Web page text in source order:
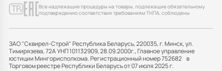
Все надлежащие процедуры на товары, подлежащие обязательному
подтверждению соответствия требованиям ТНПА, соблюдены
ЗАО "Сквирел-Строй" Республика Беларусь, 220035, г. Минск, ул.
Тимирязева, 72А УНП 101132909, 28.09.2000г., Главное управление
юстиции Мингорисполкома. Регистрационный номер 752682 в
Торговом реестре Республики Беларусь от 07 июля 2025 г.